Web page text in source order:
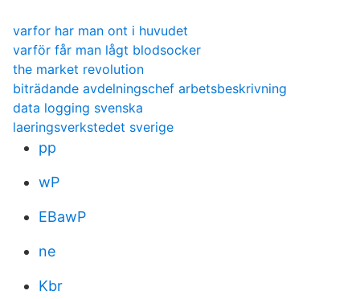
varfor har man ont i huvudet
varför får man lågt blodsocker
the market revolution
biträdande avdelningschef arbetsbeskrivning
data logging svenska
laeringsverkstedet sverige
pp
wP
EBawP
ne
Kbr